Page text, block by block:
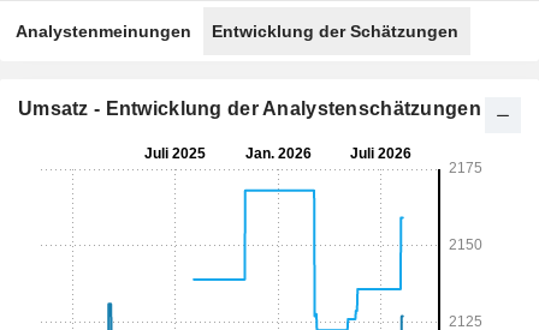
Analystenmeinungen Entwicklung der Schätzungen
Umsatz - Entwicklung der Analystenschätzungen